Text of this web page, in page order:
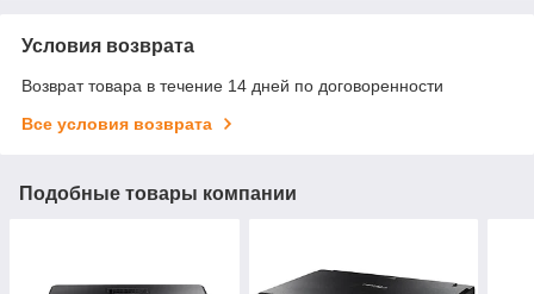
Условия возврата
Возврат товара в течение 14 дней по договоренности
Все условия возврата
Подобные товары компании